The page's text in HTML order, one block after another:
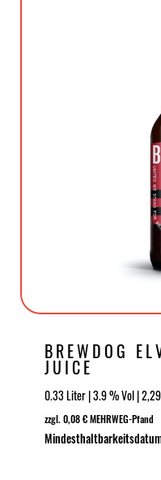
BREWDOG
JUICE
0.33 Liter | 3.9 % Vol |
zzgl. 0,08 € MEHRWEG-Pfand